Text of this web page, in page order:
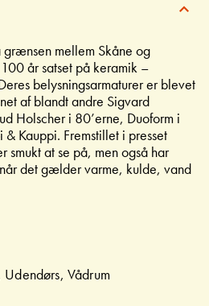
mellem Skåne og
år satset på keramik –
belysningsarmaturer er blevet
af blandt andre Sigvard
Holscher i 80’erne, Duoform i
Kauppi. Fremstillet i presset
at se på, men også har
det gælder varme, kulde, vand
Udendørs, Vådrum